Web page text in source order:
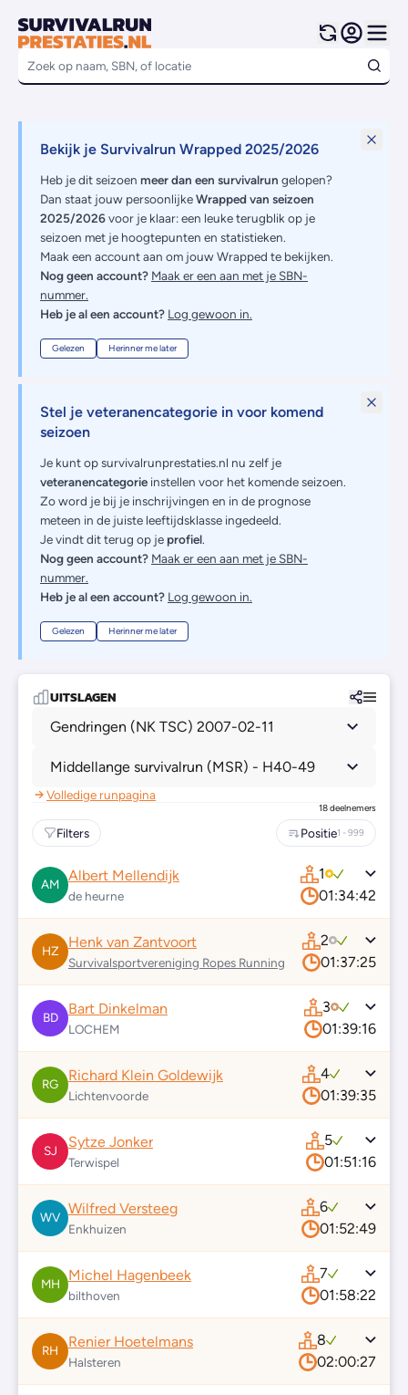
Bekijk je Survivalrun Wrapped 2025/2026
Heb je dit seizoen meer dan een survivalrun gelopen?
Dan staat jouw persoonlijkeWrapped van seizoen
2025/2026voor je klaar: een leuke terugblik op je
seizoen met je hoogtepunten en statistieken.
Maak een account aan om jouw Wrapped te bekijken.
Nog geen account? Maak er een aan met je SBN-
nummer.
Heb je al een account? Log gewoon in.
Gelezen Herinner me later
Stel je veteranencategorie in voor komend
seizoen
Je kunt op survivalrunprestaties.nl nu zelf je
veteranencategorie instellen voor het komende seizoen.
Zo word je bij je inschrijvingen en in de prognose
meteen in de juiste leeftijdsklasse ingedeeld.
Je vindt dit terug op je profiel.
Nog geen account? Maak er een aan met je SBN-
nummer.
Heb je al een account? Log gewoon in.
Gelezen Herinner me later
UITSLAGEN
Gendringen (NK TSC) 2007-02-11
Middellange survivalrun (MSR) - H40-49
Volledige runpagina
18 deelnemers
Filters Positie1 - 999
AM
Albert Mellendijk
de heurne
1
01:34:42
HZ
Henk van Zantvoort
Survivalsportvereniging Ropes Running
2
01:37:25
BD
Bart Dinkelman
LOCHEM
3
01:39:16
RG
Richard Klein Goldewijk
Lichtenvoorde
4
01:39:35
SJ
Sytze Jonker
Terwispel
5
01:51:16
WV
Wilfred Versteeg
Enkhuizen
6
01:52:49
MH
Michel Hagenbeek
bilthoven
7
01:58:22
RH
Renier Hoetelmans
Halsteren
8
02:00:27